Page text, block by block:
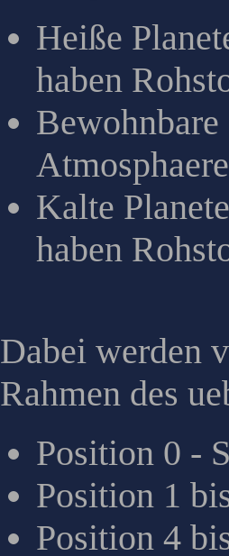
Heiße
haben
Kalte
haben
Dabei werden
Rahmen des
Position 0 -
Position 1
Position 4